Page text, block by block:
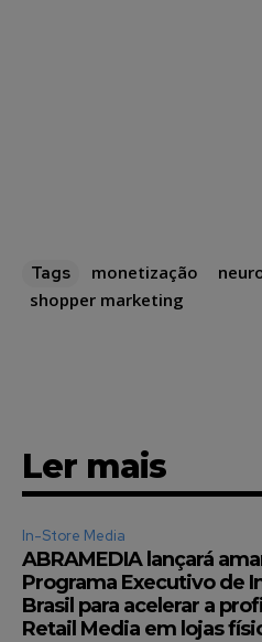
Tags monetização
shopper marketing
Ler mais
In-Store Media
ABRAMEDIA lançará
Programa Executivo de
Brasil para acelerar a
Retail Media em lojas